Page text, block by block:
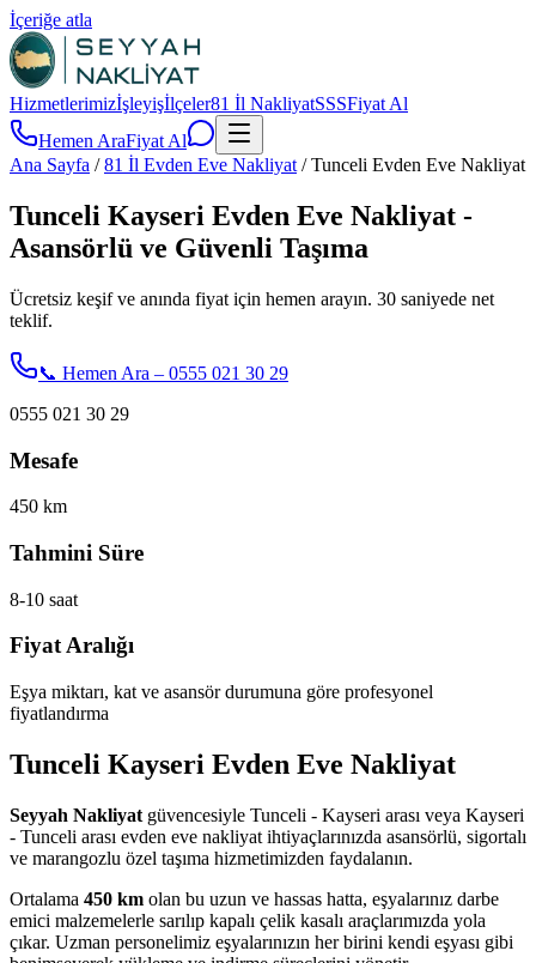
İçeriğe atla
Hizmetlerimizİşleyişİlçeler81 İl NakliyatSSSFiyat Al
Hemen AraFiyat Al
Ana Sayfa /81 İl Evden Eve Nakliyat /Tunceli Evden Eve Nakliyat
Tunceli Kayseri Evden Eve Nakliyat -
Asansörlü ve Güvenli Taşıma
Ücretsiz keşif ve anında fiyat için hemen arayın. 30 saniyede net
teklif.
📞 Hemen Ara – 0555 021 30 29
0555 021 30 29
Mesafe
450 km
Tahmini Süre
8-10 saat
Fiyat Aralığı
Eşya miktarı, kat ve asansör durumuna göre profesyonel
fiyatlandırma
Tunceli Kayseri Evden Eve Nakliyat
Seyyah Nakliyat güvencesiyle Tunceli - Kayseri arası veya Kayseri
- Tunceli arası evden eve nakliyat ihtiyaçlarınızda asansörlü, sigortalı
ve marangozlu özel taşıma hizmetimizden faydalanın.
Ortalama 450 km olan bu uzun ve hassas hatta, eşyalarınız darbe
emici malzemelerle sarılıp kapalı çelik kasalı araçlarımızda yola
çıkar. Uzman personelimiz eşyalarınızın her birini kendi eşyası gibi